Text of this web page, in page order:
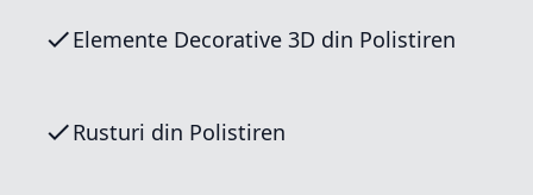
Elemente Decorative 3D din Polistiren
Rusturi din Polistiren